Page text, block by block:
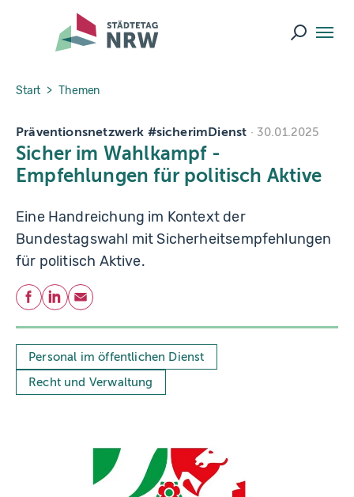
Skip to main navigation
Skip to main content
Skip to page footer
Suche
You are here:
Start Themen
Präventionsnetzwerk #sicherimDienst 30.01.2025
Sicher im Wahlkampf -
Empfehlungen für politisch Aktive
Eine Handreichung im Kontext der
Bundestagswahl mit Sicherheitsempfehlungen
für politisch Aktive.
Teilen
Facebook
LinkedIn
E-Mail
Personal im öffentlichen Dienst
Recht und Verwaltung